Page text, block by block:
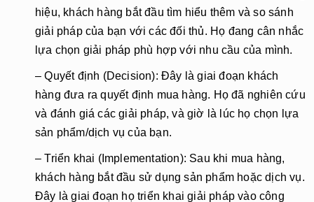
hiệu, khách hàng bắt đầu tìm hiểu thêm và so sánh
giải pháp của bạn với các đối thủ. Họ đang cân nhắc
lựa chọn giải pháp phù hợp với nhu cầu của mình.
– Quyết định (Decision): Đây là giai đoạn khách
hàng đưa ra quyết định mua hàng. Họ đã nghiên cứu
và đánh giá các giải pháp, và giờ là lúc họ chọn lựa
sản phẩm/dịch vụ của bạn.
– Triển khai (Implementation): Sau khi mua hàng,
khách hàng bắt đầu sử dụng sản phẩm hoặc dịch vụ.
Đây là giai đoạn họ triển khai giải pháp vào công